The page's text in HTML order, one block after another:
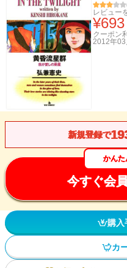
レビュー
¥693
クーポン
2012年03
新規登録で
かんた
今すぐ会
購
カ